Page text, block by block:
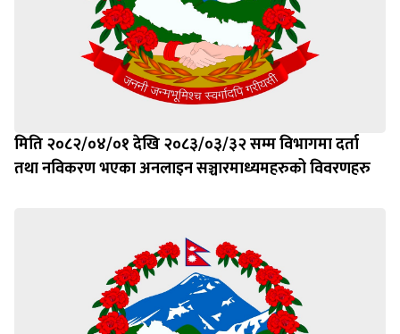
मिति २०८२/०४/०१ देखि २०८३/०३/३२ सम्म विभागमा दर्ता
तथा नविकरण भएका अनलाइन सञ्चारमाध्यमहरुको विवरणहरु